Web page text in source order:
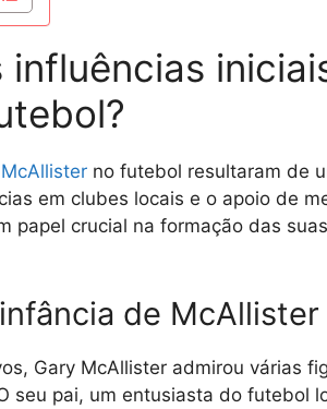
influências
no futebol resultaram de
em clubes locais e o apoio de
papel crucial na formação das
de McAllister
Gary McAllister admirou várias
seu pai, um entusiasta do futebol